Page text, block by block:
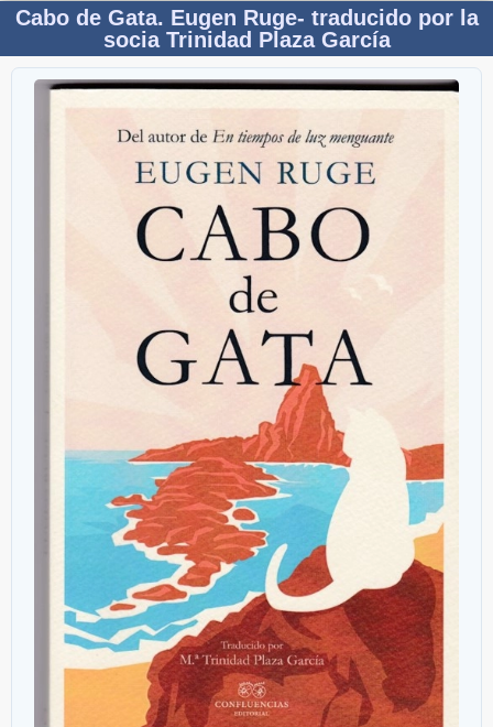
Cabo de Gata. Eugen Ruge- traducido por la
socia Trinidad Plaza García